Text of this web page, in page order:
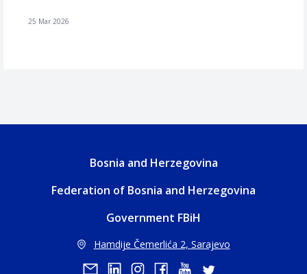
25 Mar 2026
Bosnia and Herzegovina
Federation of Bosnia and Herzegovina
Government FBiH
Hamdije Čemerlića 2, Sarajevo